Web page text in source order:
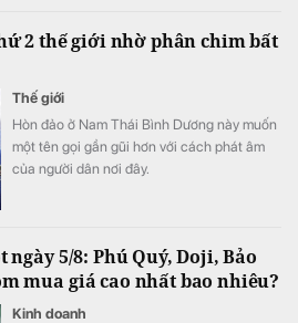
2 thế giới nhờ phân chim bất
Thế giới
Hòn đảo ở Nam Thái Bình Dương này muốn
một tên gọi gần gũi hơn với cách phát âm
của người dân nơi đây.
ngày 5/8: Phú Quý, Doji, Bảo
mua giá cao nhất bao nhiêu?
Kinh doanh